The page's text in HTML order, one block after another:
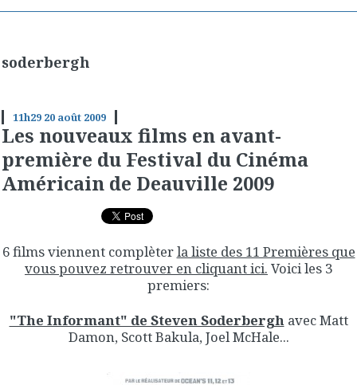
soderbergh
11h29 20 août 2009
Les nouveaux films en avant-
première du Festival du Cinéma
Américain de Deauville 2009
6 films viennent complèterla liste des 11 Premières que
vous pouvez retrouver en cliquant ici. Voici les 3
premiers:
"The Informant" de Steven Soderberghavec Matt
Damon, Scott Bakula, Joel McHale...